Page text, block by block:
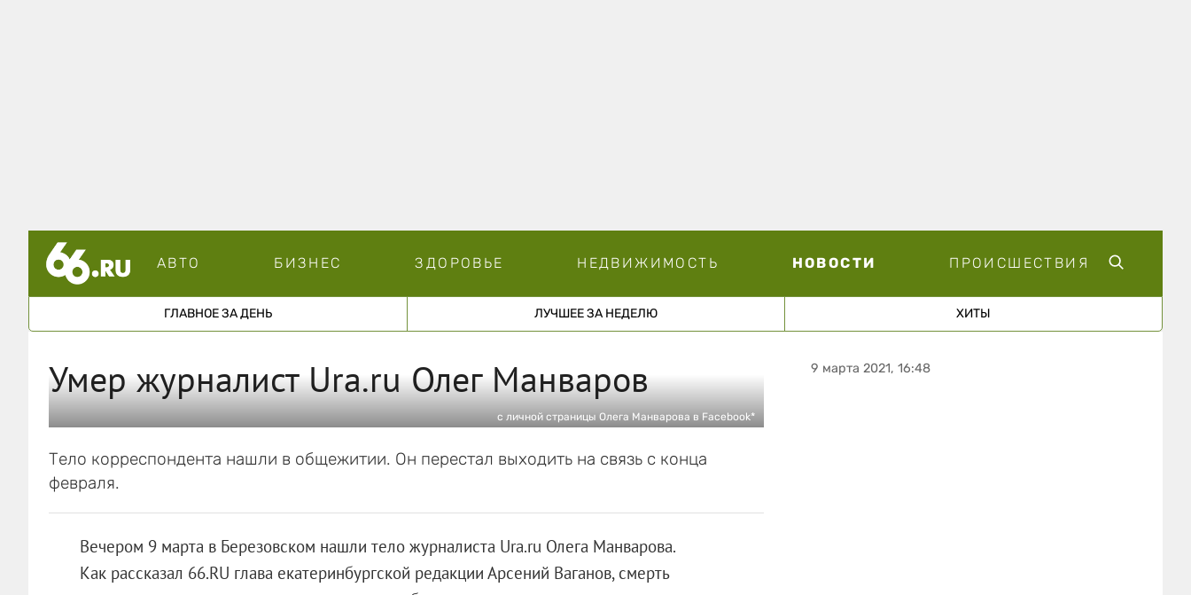
АВТО БИЗНЕС ЗДОРОВЬЕ НЕДВИЖИМОСТЬ НОВОСТИ ПРОИСШЕСТВИЯ
ГЛАВНОЕ ЗА ДЕНЬ ЛУЧШЕЕ ЗА НЕДЕЛЮ ХИТЫ
Умер журналист Ura.ru Олег Манваров
с личной страницы Олега Манварова в Facebook*
Тело корреспондента нашли в общежитии. Он перестал выходить на связь с конца
февраля.
Вечером 9 марта в Березовском нашли тело журналиста Ura.ru Олега Манварова.
Как рассказал 66.RU глава екатеринбургской редакции Арсений Ваганов, смерть
9 марта 2021, 16:48